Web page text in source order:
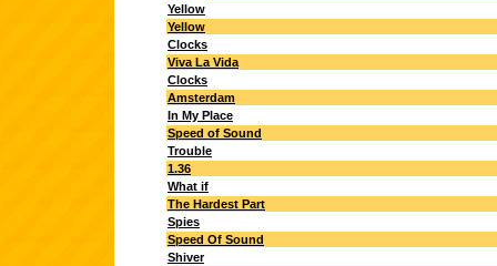
Yellow
Yellow
Clocks
Viva La Vida
Clocks
Amsterdam
In My Place
Speed of Sound
Trouble
1.36
What if
The Hardest Part
Spies
Speed Of Sound
Shiver